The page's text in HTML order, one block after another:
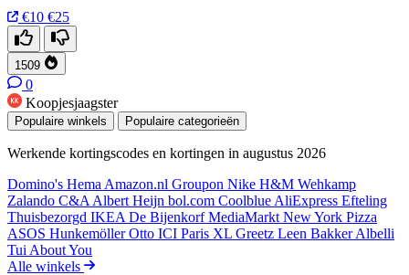
€10 €25
1509
0
Koopjesjaagster
Populaire winkels Populaire categorieën
Werkende kortingscodes en kortingen in augustus 2026
Domino's Hema Amazon.nl Groupon Nike H&M Wehkamp
Zalando C&A Albert Heijn bol.com Coolblue AliExpress Efteling
Thuisbezorgd IKEA De BijenkorfMediaMarkt New York Pizza
ASOS HunkemöllerOtto ICI Paris XL Greetz Leen BakkerAlbelli
Tui About You
Alle winkels